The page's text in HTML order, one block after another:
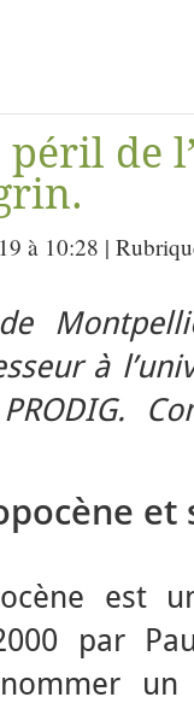
péril de
à 10:28 |
à
est
par